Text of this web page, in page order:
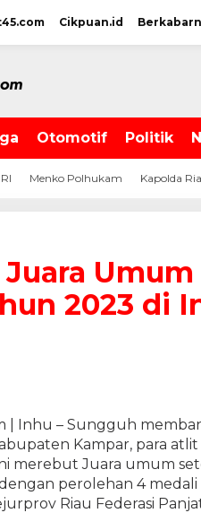
Cikpuan.id
Otomotif Politik
Menko Polhukam Kapolda
2023 di
| Inhu – Sungguh
Kampar, para
merebut Juara umum
perolehan 4 medali
Riau Federasi